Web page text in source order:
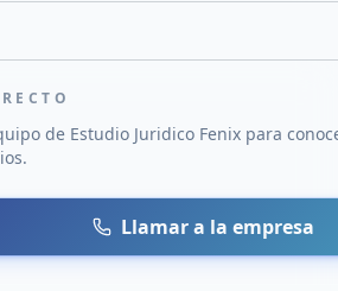
de Estudio Juridico Fenix para
Llamar a la empresa